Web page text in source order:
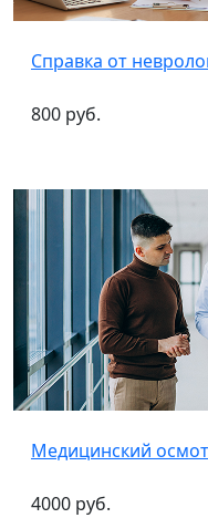
Справка от
800 руб.
Медицинский
4000 руб.